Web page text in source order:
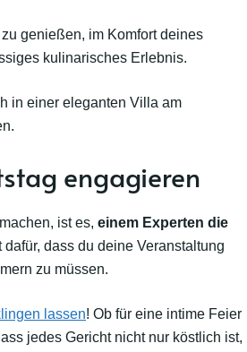
genießen, im Komfort deines
kulinarisches Erlebnis.
in einer eleganten Villa am
engagieren
ist es, einem Experten die
dass du deine Veranstaltung
zu müssen.
lassen! Ob für eine intime Feier
jedes Gericht nicht nur köstlich ist,